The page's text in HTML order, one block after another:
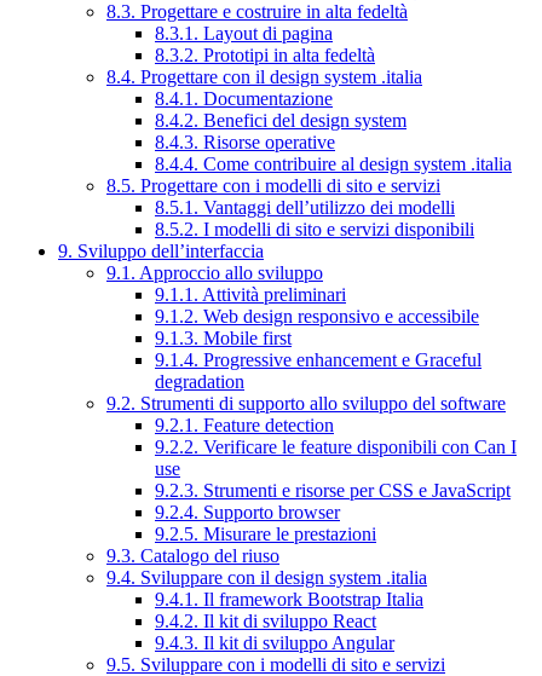
8.3. Progettare e costruire in alta fedeltà
8.3.1. Layout di pagina
8.3.2. Prototipi in alta fedeltà
8.4. Progettare con il design system .italia
8.4.1. Documentazione
8.4.2. Benefici del design system
8.4.3. Risorse operative
8.4.4. Come contribuire al design system .italia
8.5. Progettare con i modelli di sito e servizi
8.5.1. Vantaggi dell’utilizzo dei modelli
8.5.2. I modelli di sito e servizi disponibili
9. Sviluppo dell’interfaccia
9.1. Approccio allo sviluppo
9.1.1. Attività preliminari
9.1.2. Web design responsivo e accessibile
9.1.3. Mobile first
9.1.4. Progressive enhancement e Graceful
degradation
9.2. Strumenti di supporto allo sviluppo del software
9.2.1. Feature detection
9.2.2. Verificare le feature disponibili con Can I
use
9.2.3. Strumenti e risorse per CSS e JavaScript
9.2.4. Supporto browser
9.2.5. Misurare le prestazioni
9.3. Catalogo del riuso
9.4. Sviluppare con il design system .italia
9.4.1. Il framework Bootstrap Italia
9.4.2. Il kit di sviluppo React
9.4.3. Il kit di sviluppo Angular
9.5. Sviluppare con i modelli di sito e servizi